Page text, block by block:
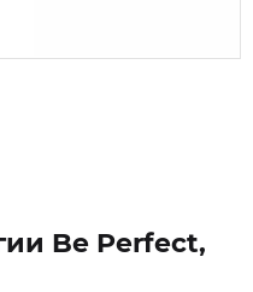
Be Perfect,